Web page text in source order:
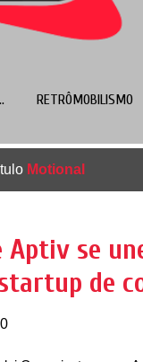
RETRÔMOBILISMO
Motional
Aptiv se
de